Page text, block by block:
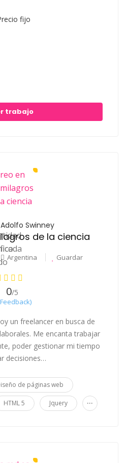
fijo
trabajo
Adolfo Swinney
de la ciencia
Argentina Guardar
0/5
un freelancer en busca de
Me encanta trabajar
poder gestionar mi tiempo
decisiones…
de páginas web
HTML 5 Jquery ...